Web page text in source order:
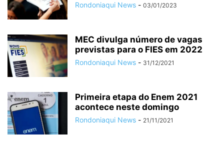
Rondoniaqui News - 03/01/2023
MEC divulga número de vagas
previstas para o FIES em 2022
Rondoniaqui News - 31/12/2021
Primeira etapa do Enem 2021
acontece neste domingo
Rondoniaqui News - 21/11/2021